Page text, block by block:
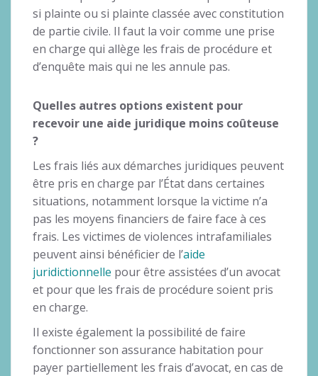
si plainte ou si plainte classée avec constitution
de partie civile. Il faut la voir comme une prise
en charge qui allège les frais de procédure et
d’enquête mais qui ne les annule pas.
Quelles autres options existent pour
recevoir une aide juridique moins coûteuse
?
Les frais liés aux démarches juridiques peuvent
être pris en charge par l’État dans certaines
situations, notamment lorsque la victime n’a
pas les moyens financiers de faire face à ces
frais. Les victimes de violences intrafamiliales
peuvent ainsi bénéficier de l’aide
juridictionnelle pour être assistées d’un avocat
et pour que les frais de procédure soient pris
en charge.
Il existe également la possibilité de faire
fonctionner son assurance habitation pour
payer partiellement les frais d’avocat, en cas de